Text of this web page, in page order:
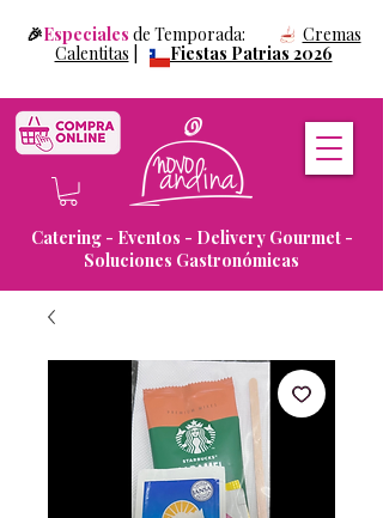
Catering - Eventos - Delivery Gourmet -
Soluciones Gastronómicas
🎉Especiales de Temporada: Cremas
Calentitas
Fiestas Patrias 2026